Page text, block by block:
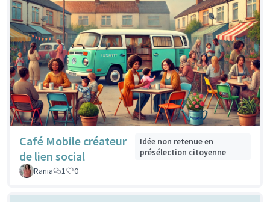
Café Mobile créateur
de lien social
Idée non retenue en
présélection citoyenne
Rania
1 0